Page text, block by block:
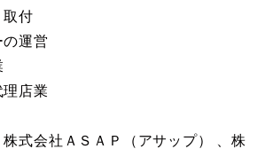
取付
運営
店業
式会社ＡＳＡＰ（アサップ） 、株